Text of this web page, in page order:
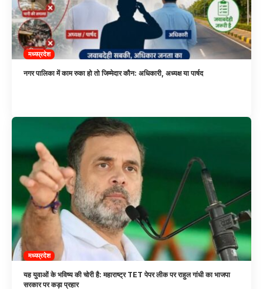
मध्यप्रदेश
नगर पालिका में काम रुका हो तो जिम्मेदार कौन: अधिकारी, अध्यक्ष या पार्षद
मध्यप्रदेश
यह युवाओं के भविष्य की चोरी है: महाराष्ट्र TET पेपर लीक पर राहुल गांधी का भाजपा
सरकार पर कड़ा प्रहार